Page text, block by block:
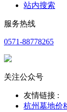
站内搜索
服务热线
0571-88778265
关注公众号
友情链接 :
杭州墓地价